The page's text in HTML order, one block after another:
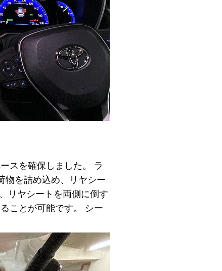
スを確保しました。 ラ
物を詰め込め、リヤシー
リヤシートを両側に倒す
ことが可能です。 シー